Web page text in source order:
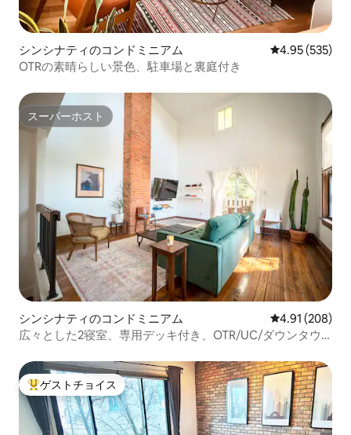
シンシナティのコンドミニアム レビュー535
4.95 (535)
OTRの素晴らしい景色、駐車場と裏庭付き
スーパーホスト
スーパーホスト
シンシナティのコンドミニアム レビュー208
4.91 (208)
広々とした2寝室、専用デッキ付き、OTR/UC/ダウンタウ
大好評のゲストチョイスです。
ゲストチョイス